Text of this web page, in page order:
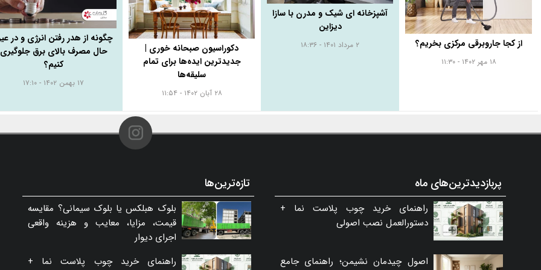
از کجا جاروبرقی مرکزی بخریم؟
۱۸ مهر ۱۴۰۲ - ۱۱:۳۰
آشپزخانه ای شیک و مدرن با سازا
دیزاین
۲ مرداد ۱۴۰۱ - ۱۸:۳۶
دکوراسیون صبحانه خوری |
جدیدترین ایده‌ها برای تمام
سلیقه‌ها
۲۸ آبان ۱۴۰۲ - ۱۱:۵۴
چگونه از هدر رفتن انرژی و در
حال مصرف بالای برق جلوگیری
کنیم؟
۱۷ بهمن ۱۴۰۲ - ۱۷:۱۰
پربازدیدترین‌های ماه
راهنمای خرید چوب پلاست نما +
دستورالعمل نصب اصولی
اصول چیدمان نشیمن؛ راهنمای جامع
تازه‌ترین‌ها
بلوک هبلکس یا بلوک سیمانی؟ مقایسه
قیمت، مزایا، معایب و هزینه واقعی
اجرای دیوار
راهنمای خرید چوب پلاست نما +